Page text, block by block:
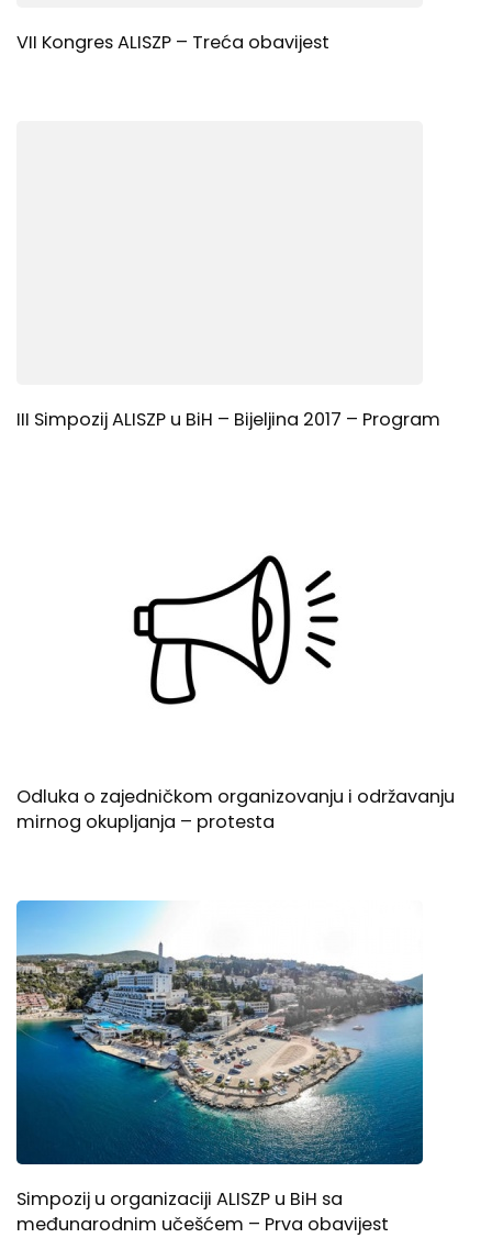
VII Kongres ALISZP – Treća obavijest
III Simpozij ALISZP u BiH – Bijeljina 2017 – Program
Odluka o zajedničkom organizovanju i održavanju
mirnog okupljanja – protesta
Simpozij u organizaciji ALISZP u BiH sa
međunarodnim učešćem – Prva obavijest